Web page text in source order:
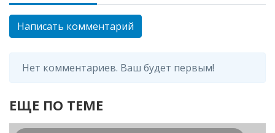
Написать комментарий
Нет комментариев. Ваш будет первым!
ЕЩЕ ПО ТЕМЕ